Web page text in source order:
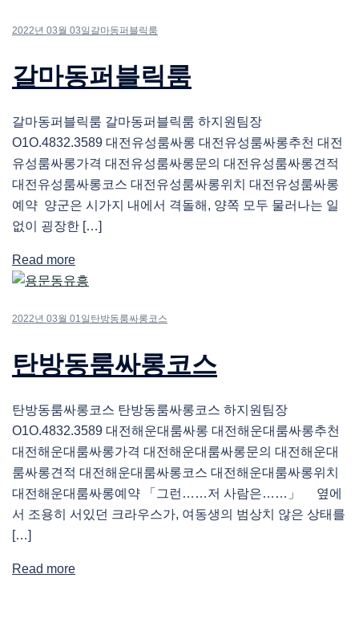
2022년 03월 03일 갈마동퍼블릭룸
갈마동퍼블릭룸
갈마동퍼블릭룸 갈마동퍼블릭룸 하지원팀장
O1O.4832.3589 대전유성룸싸롱 대전유성룸싸롱추천 대전
유성룸싸롱가격 대전유성룸싸롱문의 대전유성룸싸롱견적
대전유성룸싸롱코스 대전유성룸싸롱위치 대전유성룸싸롱
예약 양군은 시가지 내에서 격돌해, 양쪽 모두 물러나는 일
없이 굉장한 […]
Read more
2022년 03월 01일 탄방동룸싸롱코스
탄방동룸싸롱코스
탄방동룸싸롱코스 탄방동룸싸롱코스 하지원팀장
O1O.4832.3589 대전해운대룸싸롱 대전해운대룸싸롱추천
대전해운대룸싸롱가격 대전해운대룸싸롱문의 대전해운대
룸싸롱견적 대전해운대룸싸롱코스 대전해운대룸싸롱위치
대전해운대룸싸롱예약 「그런……저 사람은……」 옆에
서 조용히 서있던 크라우스가, 여동생의 범상치 않은 상태를
[…]
Read more